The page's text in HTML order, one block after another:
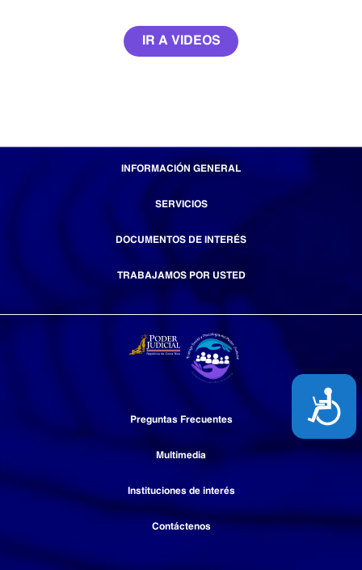
IR A VIDEOS
INFORMACIÓN GENERAL
SERVICIOS
DOCUMENTOS DE INTERÉS
TRABAJAMOS POR USTED
Preguntas Frecuentes
Multimedia
Instituciones de interés
Contáctenos